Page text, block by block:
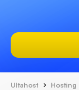
Ultahost Hosting